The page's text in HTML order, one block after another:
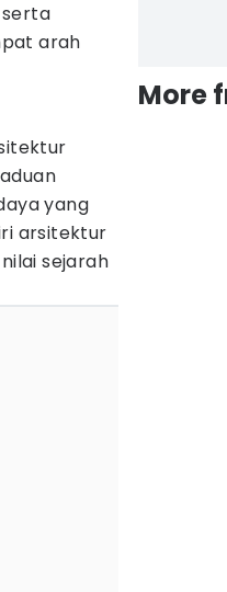
serta
arah
yang
arsitektur
sejarah
More